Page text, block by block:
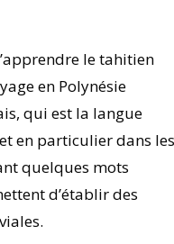
le tahitien
en Polynésie
qui est la langue
en particulier dans les
quelques mots
d’établir des